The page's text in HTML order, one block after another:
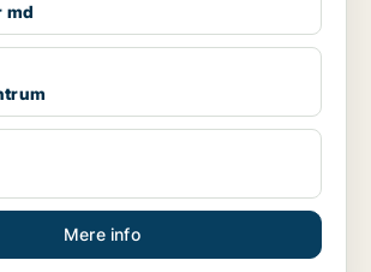
md
Mere info